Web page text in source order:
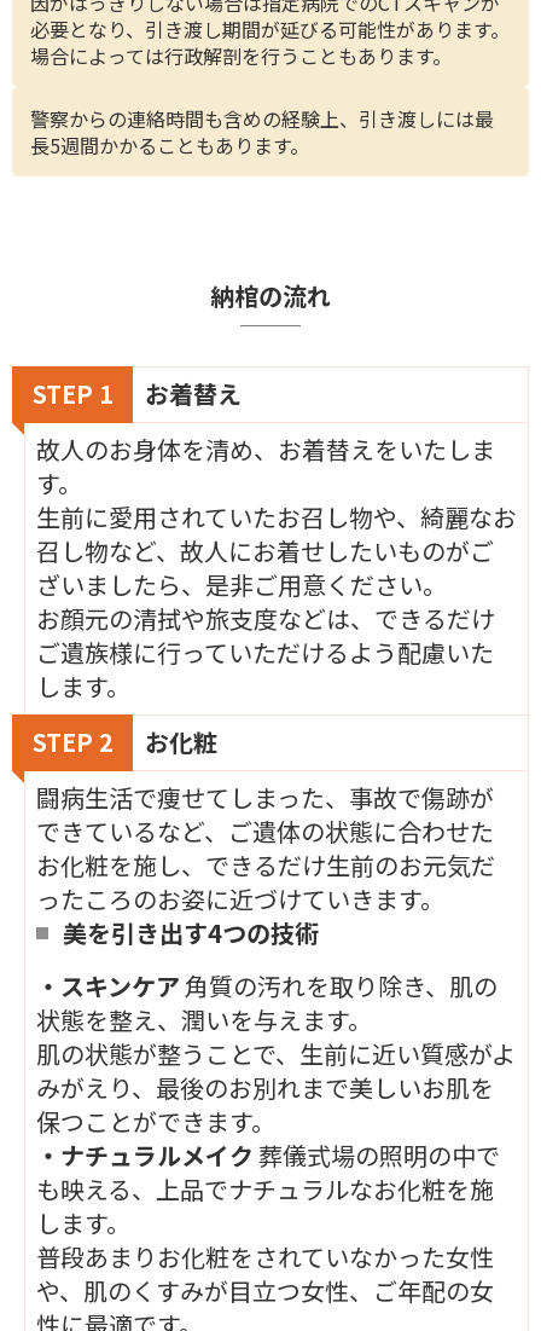
必要となり、引き渡し期間が延びる可能性があります。
場合によっては行政解剖を行うこともあります。
警察からの連絡時間も含めの経験上、引き渡しには最
長5週間かかることもあります。
納棺の流れ
STEP 1
お着替え
故人のお身体を清め、お着替えをいたしま
す。
生前に愛用されていたお召し物や、綺麗なお
召し物など、故人にお着せしたいものがご
ざいましたら、是非ご用意ください。
お顔元の清拭や旅支度などは、できるだけ
ご遺族様に行っていただけるよう配慮いた
します。
STEP 2
お化粧
闘病生活で痩せてしまった、事故で傷跡が
できているなど、ご遺体の状態に合わせた
お化粧を施し、できるだけ生前のお元気だ
ったころのお姿に近づけていきます。
美を引き出す4つの技術
・スキンケア 角質の汚れを取り除き、肌の
状態を整え、潤いを与えます。
肌の状態が整うことで、生前に近い質感がよ
みがえり、最後のお別れまで美しいお肌を
保つことができます。
・ナチュラルメイク 葬儀式場の照明の中で
も映える、上品でナチュラルなお化粧を施
します。
普段あまりお化粧をされていなかった女性
や、肌のくすみが目立つ女性、ご年配の女